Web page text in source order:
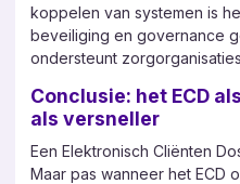
koppelen van systemen is
beveiliging en governance
ondersteunt
Conclusie: het ECD
als versneller
Een Elektronisch Cliënten
Maar pas wanneer het ECD